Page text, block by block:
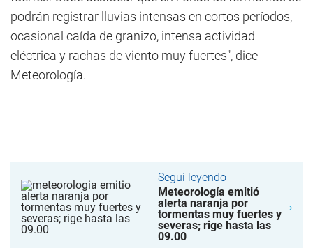
podrán registrar lluvias intensas en cortos períodos,
ocasional caída de granizo, intensa actividad
eléctrica y rachas de viento muy fuertes", dice
Meteorología.
Seguí leyendo
Meteorología emitió
alerta naranja por
tormentas muy fuertes y
severas; rige hasta las
09.00